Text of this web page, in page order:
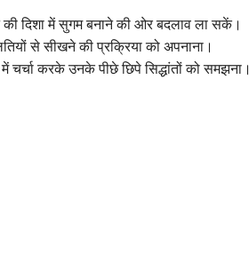
दिशा में सुगम बनाने की ओर बदलाव ला सकें।
से सीखने की प्रक्रिया को अपनाना।
करके उनके पीछे छिपे सिद्धांतों को समझना।